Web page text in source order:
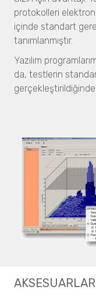
Tracer 1000
Tracer 1000
Sıvı Patlayıcı
Insight 200M
Sprey Analizleri
VisiSize P15+
VisiSize N60
VisiSize
Gübre
Partikül Boyut
Aerotrac II
Nanotrac
NANOTRAC
Partikül Boyut
CAMSIZER
CAMSIZER
CAMSIZER S1
CAMSIZER
Güvenlik
protokolleri
içinde standart
tanımlanmıştır.
Yazılım
da, testlerin
AKSESUARLAR